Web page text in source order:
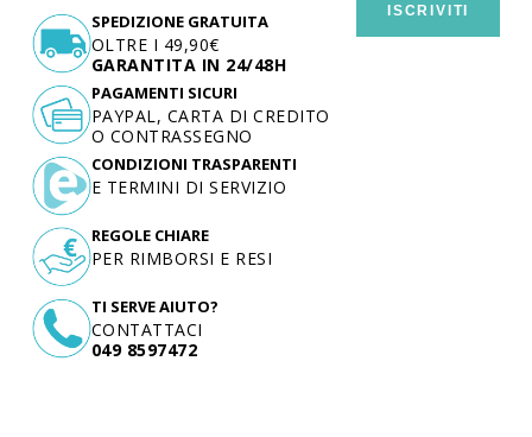
ISCRIVITI
SPEDIZIONE GRATUITA
OLTRE I 49,90€
GARANTITA IN 24/48H
TI SERVE AIUTO?
CONTATTACI
049 8597472
PAGAMENTI SICURI
PAYPAL, CARTA DI CREDITO
O CONTRASSEGNO
CONDIZIONI TRASPARENTI
E TERMINI DI SERVIZIO
REGOLE CHIARE
PER RIMBORSI E RESI